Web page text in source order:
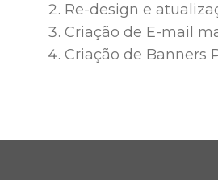
Re-design e
Criação de E-mail
Criação de Banners